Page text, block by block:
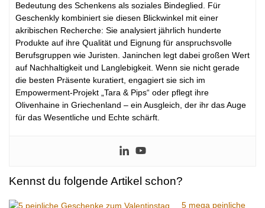
Bedeutung des Schenkens als soziales Bindeglied. Für
Geschenkly kombiniert sie diesen Blickwinkel mit einer
akribischen Recherche: Sie analysiert jährlich hunderte
Produkte auf ihre Qualität und Eignung für anspruchsvolle
Berufsgruppen wie Juristen. Janinchen legt dabei großen Wert
auf Nachhaltigkeit und Langlebigkeit. Wenn sie nicht gerade
die besten Präsente kuratiert, engagiert sie sich im
Empowerment-Projekt „Tara & Pips“ oder pflegt ihre
Olivenhaine in Griechenland – ein Ausgleich, der ihr das Auge
für das Wesentliche und Echte schärft.
Kennst du folgende Artikel schon?
5 mega peinliche